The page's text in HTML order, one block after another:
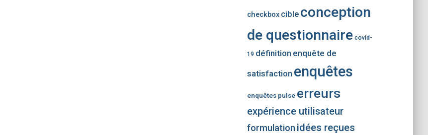
checkbox cible conception
de questionnaire covid-
19 définition enquête de
satisfaction enquêtes
enquêtes pulse erreurs
expérience utilisateur
formulation idées reçues